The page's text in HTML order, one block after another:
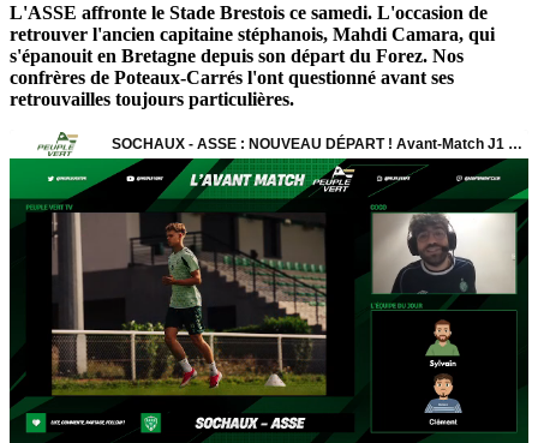
L'ASSE affronte le Stade Brestois ce samedi. L'occasion de
retrouver l'ancien capitaine stéphanois, Mahdi Camara, qui
s'épanouit en Bretagne depuis son départ du Forez. Nos
confrères de Poteaux-Carrés l'ont questionné avant ses
retrouvailles toujours particulières.